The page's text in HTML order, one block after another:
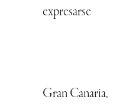
expresarse
Gran Canaria,